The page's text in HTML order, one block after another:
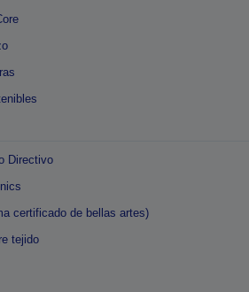
Directivo
certificado de bellas artes)
tejido